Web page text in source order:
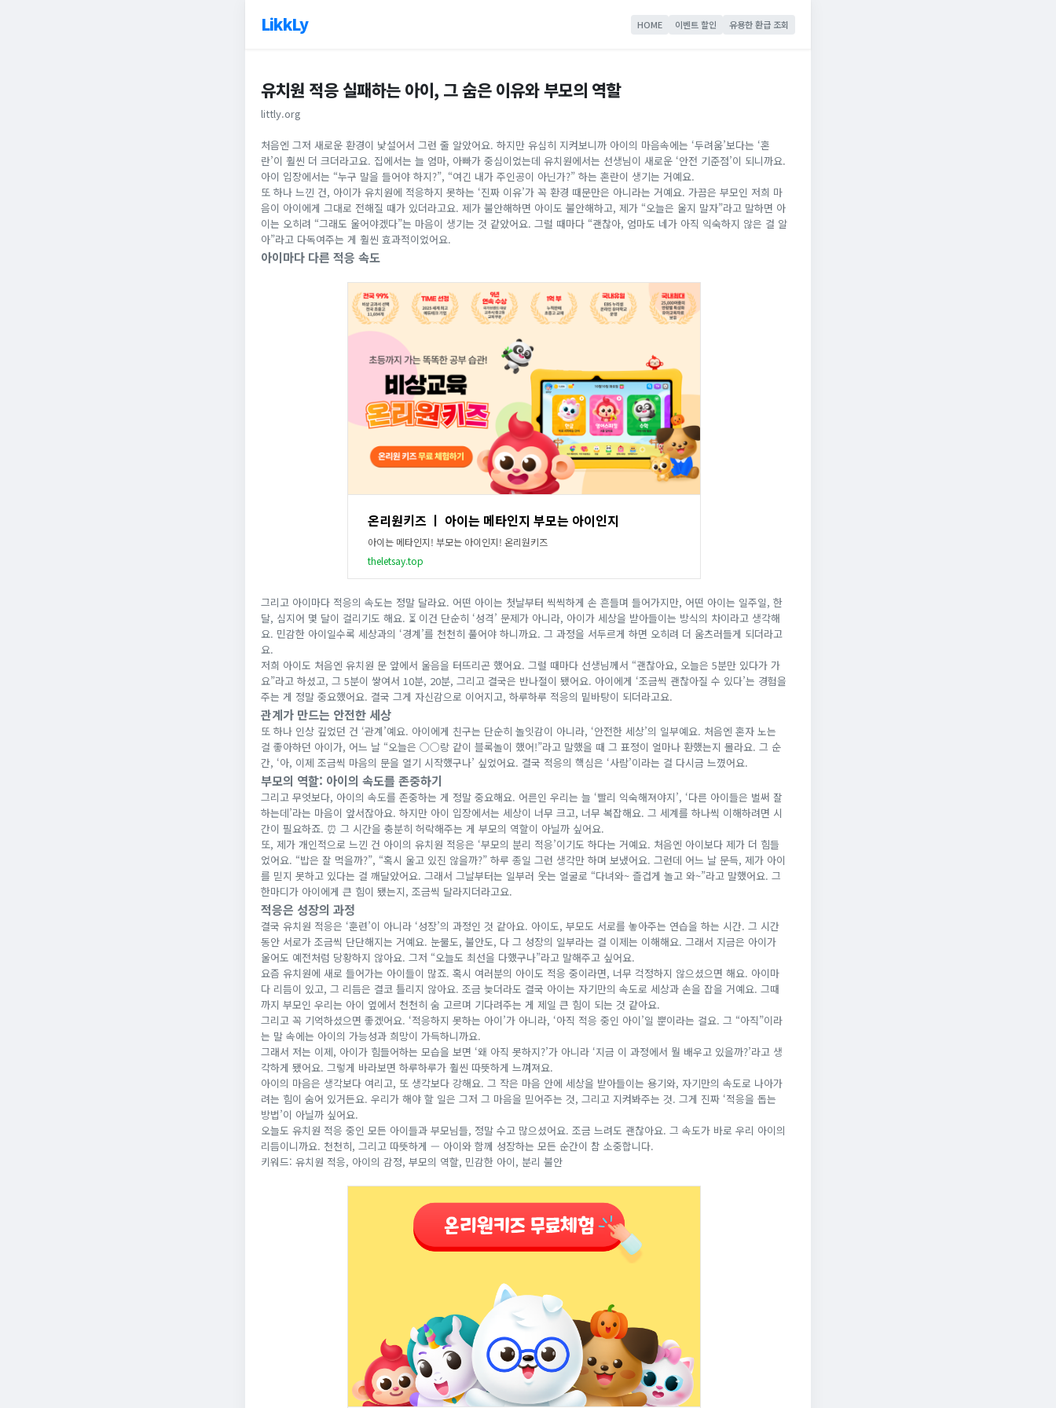
LikkLy HOME 이벤트 할인 유용한 환급 조회
유치원 적응 실패하는 아이, 그 숨은 이유와 부모의 역할
littly.org
처음엔 그저 새로운 환경이 낯설어서 그런 줄 알았어요. 하지만 유심히 지켜보니까 아이의 마음속에는 ‘두려움’보다는 ‘혼
란’이 훨씬 더 크더라고요. 집에서는 늘 엄마, 아빠가 중심이었는데 유치원에서는 선생님이 새로운 ‘안전 기준점’이 되니까요.
아이 입장에서는 “누구 말을 들어야 하지?”, “여긴 내가 주인공이 아닌가?” 하는 혼란이 생기는 거예요.
또 하나 느낀 건, 아이가 유치원에 적응하지 못하는 ‘진짜 이유’가 꼭 환경 때문만은 아니라는 거예요. 가끔은 부모인 저희 마
음이 아이에게 그대로 전해질 때가 있더라고요. 제가 불안해하면 아이도 불안해하고, 제가 “오늘은 울지 말자”라고 말하면 아
이는 오히려 “그래도 울어야겠다”는 마음이 생기는 것 같았어요. 그럴 때마다 “괜찮아, 엄마도 네가 아직 익숙하지 않은 걸 알
아”라고 다독여주는 게 훨씬 효과적이었어요.
아이마다 다른 적응 속도
온리원키즈 ㅣ 아이는 메타인지 부모는 아이인지
아이는 메타인지! 부모는 아이인지! 온리원키즈
theletsay.top
그리고 아이마다 적응의 속도는 정말 달라요. 어떤 아이는 첫날부터 씩씩하게 손 흔들며 들어가지만, 어떤 아이는 일주일, 한
달, 심지어 몇 달이 걸리기도 해요. ⏳ 이건 단순히 ‘성격’ 문제가 아니라, 아이가 세상을 받아들이는 방식의 차이라고 생각해
요. 민감한 아이일수록 세상과의 ‘경계’를 천천히 풀어야 하니까요. 그 과정을 서두르게 하면 오히려 더 움츠러들게 되더라고
요.
저희 아이도 처음엔 유치원 문 앞에서 울음을 터뜨리곤 했어요. 그럴 때마다 선생님께서 “괜찮아요, 오늘은 5분만 있다가 가
요”라고 하셨고, 그 5분이 쌓여서 10분, 20분, 그리고 결국은 반나절이 됐어요. 아이에게 ‘조금씩 괜찮아질 수 있다’는 경험을
주는 게 정말 중요했어요. 결국 그게 자신감으로 이어지고, 하루하루 적응의 밑바탕이 되더라고요.
관계가 만드는 안전한 세상
또 하나 인상 깊었던 건 ‘관계’예요. 아이에게 친구는 단순히 놀잇감이 아니라, ‘안전한 세상’의 일부예요. 처음엔 혼자 노는
걸 좋아하던 아이가, 어느 날 “오늘은 ○○랑 같이 블록놀이 했어!”라고 말했을 때 그 표정이 얼마나 환했는지 몰라요. 그 순
간, ‘아, 이제 조금씩 마음의 문을 열기 시작했구나’ 싶었어요. 결국 적응의 핵심은 ‘사람’이라는 걸 다시금 느꼈어요.
부모의 역할: 아이의 속도를 존중하기
그리고 무엇보다, 아이의 속도를 존중하는 게 정말 중요해요. 어른인 우리는 늘 ‘빨리 익숙해져야지’, ‘다른 아이들은 벌써 잘
하는데’라는 마음이 앞서잖아요. 하지만 아이 입장에서는 세상이 너무 크고, 너무 복잡해요. 그 세계를 하나씩 이해하려면 시
간이 필요하죠. ⏰ 그 시간을 충분히 허락해주는 게 부모의 역할이 아닐까 싶어요.
또, 제가 개인적으로 느낀 건 아이의 유치원 적응은 ‘부모의 분리 적응’이기도 하다는 거예요. 처음엔 아이보다 제가 더 힘들
었어요. “밥은 잘 먹을까?”, “혹시 울고 있진 않을까?” 하루 종일 그런 생각만 하며 보냈어요. 그런데 어느 날 문득, 제가 아이
를 믿지 못하고 있다는 걸 깨달았어요. 그래서 그날부터는 일부러 웃는 얼굴로 “다녀와~ 즐겁게 놀고 와~”라고 말했어요. 그
한마디가 아이에게 큰 힘이 됐는지, 조금씩 달라지더라고요.
적응은 성장의 과정
결국 유치원 적응은 ‘훈련’이 아니라 ‘성장’의 과정인 것 같아요. 아이도, 부모도 서로를 놓아주는 연습을 하는 시간. 그 시간
동안 서로가 조금씩 단단해지는 거예요. 눈물도, 불안도, 다 그 성장의 일부라는 걸 이제는 이해해요. 그래서 지금은 아이가
울어도 예전처럼 당황하지 않아요. 그저 “오늘도 최선을 다했구나”라고 말해주고 싶어요.
요즘 유치원에 새로 들어가는 아이들이 많죠. 혹시 여러분의 아이도 적응 중이라면, 너무 걱정하지 않으셨으면 해요. 아이마
다 리듬이 있고, 그 리듬은 결코 틀리지 않아요. 조금 늦더라도 결국 아이는 자기만의 속도로 세상과 손을 잡을 거예요. 그때
까지 부모인 우리는 아이 옆에서 천천히 숨 고르며 기다려주는 게 제일 큰 힘이 되는 것 같아요.
그리고 꼭 기억하셨으면 좋겠어요. ‘적응하지 못하는 아이’가 아니라, ‘아직 적응 중인 아이’일 뿐이라는 걸요. 그 “아직”이라
는 말 속에는 아이의 가능성과 희망이 가득하니까요.
그래서 저는 이제, 아이가 힘들어하는 모습을 보면 ‘왜 아직 못하지?’가 아니라 ‘지금 이 과정에서 뭘 배우고 있을까?’라고 생
각하게 됐어요. 그렇게 바라보면 하루하루가 훨씬 따뜻하게 느껴져요.
아이의 마음은 생각보다 여리고, 또 생각보다 강해요. 그 작은 마음 안에 세상을 받아들이는 용기와, 자기만의 속도로 나아가
려는 힘이 숨어 있거든요. 우리가 해야 할 일은 그저 그 마음을 믿어주는 것, 그리고 지켜봐주는 것. 그게 진짜 ‘적응을 돕는
방법’이 아닐까 싶어요.
오늘도 유치원 적응 중인 모든 아이들과 부모님들, 정말 수고 많으셨어요. 조금 느려도 괜찮아요. 그 속도가 바로 우리 아이의
리듬이니까요. 천천히, 그리고 따뜻하게 — 아이와 함께 성장하는 모든 순간이 참 소중합니다.
키워드: 유치원 적응, 아이의 감정, 부모의 역할, 민감한 아이, 분리 불안